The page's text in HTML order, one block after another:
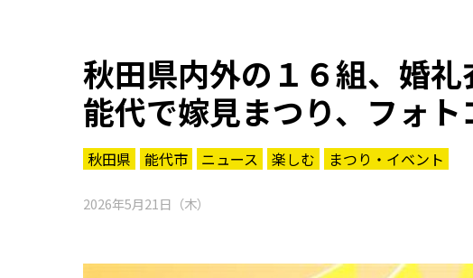
秋田県内外の１６組、婚
能代で嫁見まつり、フォ
秋田県 能代市 ニュース 楽しむ まつり・イベント
2026年5月21日（木）